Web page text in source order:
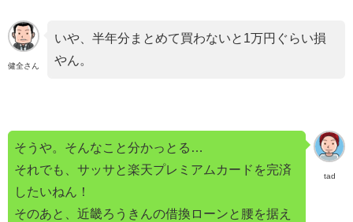
健全さん
いや、半年分まとめて買わないと1万円ぐらい損
やん。
tad
そうや。そんなこと分かっとる…
それでも、サッサと楽天プレミアムカードを完済
したいねん！
そのあと、近畿ろうきんの借換ローンと腰を据え